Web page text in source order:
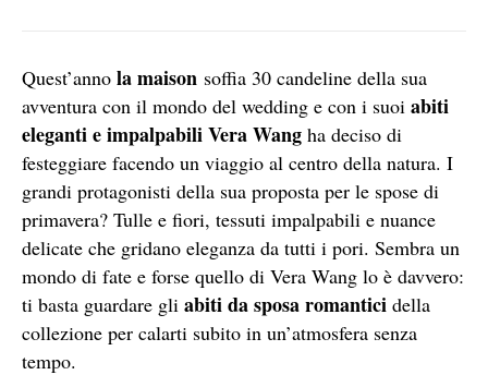
Quest’anno la maison soffia 30 candeline della sua
avventura con il mondo del wedding e con i suoi abiti
eleganti e impalpabili Vera Wang ha deciso di
festeggiare facendo un viaggio al centro della natura. I
grandi protagonisti della sua proposta per le spose di
primavera? Tulle e fiori, tessuti impalpabili e nuance
delicate che gridano eleganza da tutti i pori. Sembra un
mondo di fate e forse quello di Vera Wang lo è davvero:
ti basta guardare gli abiti da sposa romantici della
collezione per calarti subito in un’atmosfera senza
tempo.